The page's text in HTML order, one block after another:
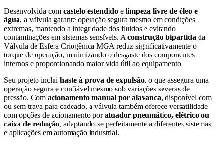
Desenvolvida com castelo estendido e limpeza livre de óleo e
água, a válvula garante operação segura mesmo em condições
extremas, mantendo a integridade dos fluidos e evitando
contaminações em sistemas sensíveis. A construção bipartida da
Válvula de Esfera Criogênica MGA reduz significativamente o
torque de operação, minimizando o desgaste dos componentes
internos e proporcionando maior vida útil ao equipamento.
Seu projeto inclui haste à prova de expulsão, o que assegura uma
operação segura e confiável mesmo sob variações severas de
pressão. Com acionamento manual por alavanca, disponível com
ou sem trava para cadeado, a válvula também oferece versatilidade
com opções de acionamento poratuador pneumático, elétrico ou
caixa de redução, adaptando-se perfeitamente a diferentes sistemas
e aplicações em automação industrial.